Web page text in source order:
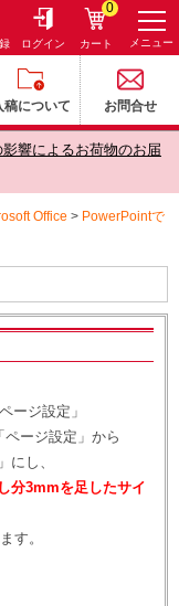
ログイン カート
0
メニュー
稿について お問合せ
響によるお荷物のお届
Office > PowerPointで
ージ設定」
ージ設定」から
にし、
分3mmを足したサイ
す。